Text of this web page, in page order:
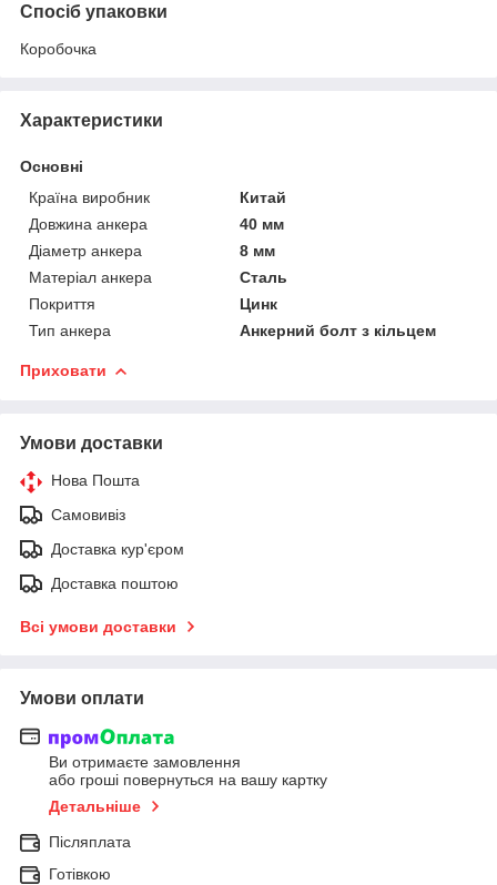
Спосіб упаковки
Коробочка
Характеристики
Основні
Країна виробник
Китай
Довжина анкера
40 мм
Діаметр анкера
8 мм
Матеріал анкера
Сталь
Покриття
Цинк
Тип анкера
Анкерний болт з кільцем
Приховати
Умови доставки
Нова Пошта
Самовивіз
Доставка кур'єром
Доставка поштою
Всі умови доставки
Умови оплати
Ви отримаєте замовлення
або гроші повернуться на вашу картку
Детальніше
Післяплата
Готівкою